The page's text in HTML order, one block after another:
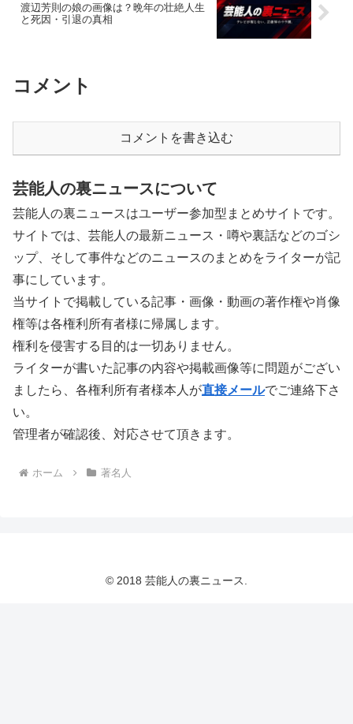
渡辺芳則の娘の画像は？晩年の壮絶人生
と死因・引退の真相
コメント
コメントを書き込む
芸能人の裏ニュースについて
芸能人の裏ニュースはユーザー参加型まとめサイトです。
サイトでは、芸能人の最新ニュース・噂や裏話などのゴシ
ップ、そして事件などのニュースのまとめをライターが記
事にしています。
当サイトで掲載している記事・画像・動画の著作権や肖像
権等は各権利所有者様に帰属します。
権利を侵害する目的は一切ありません。
ライターが書いた記事の内容や掲載画像等に問題がござい
ましたら、各権利所有者様本人が直接メールでご連絡下さ
い。
管理者が確認後、対応させて頂きます。
ホーム 著名人
© 2018 芸能人の裏ニュース.